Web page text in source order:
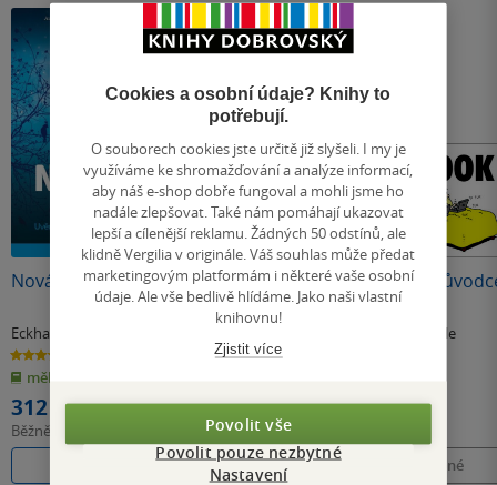
Nová země
Eckhart Tolle
Baxendale
4.7
z
5
hvězdiček
měkká vazba
312 Kč
Běžně
Nedostupné
Zahrádkář Návod k
přežití
Nedostupné
Nedostupné
Facebook
pro závislé
Martin Baxendale
Nedostupné
Cookies a osobní údaje? Knihy to
potřebují.
O souborech cookies jste určitě již slyšeli. I my je
využíváme ke shromažďování a analýze informací,
aby náš e-shop dobře fungoval a mohli jsme ho
nadále zlepšovat. Také nám pomáhají ukazovat
lepší a cílenější reklamu. Žádných 50 odstínů, ale
klidně Vergilia v originále. Váš souhlas může předat
marketingovým platformám i některé vaše osobní
údaje. Ale vše bedlivě hlídáme. Jako naši vlastní
knihovnu!
Zjistit více
Povolit vše
Povolit pouze nezbytné
Nastavení